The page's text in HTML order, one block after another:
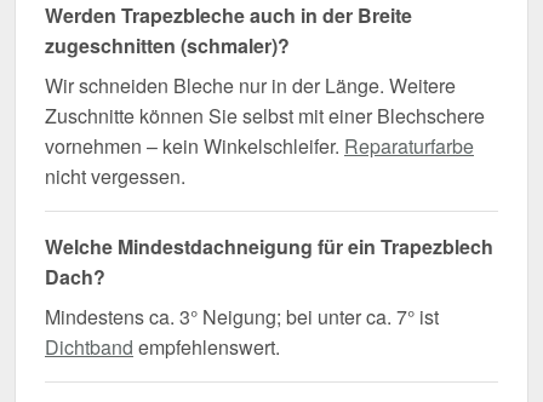
Werden Trapezbleche auch in der Breite
zugeschnitten (schmaler)?
Wir schneiden Bleche nur in der Länge. Weitere
Zuschnitte können Sie selbst mit einer Blechschere
vornehmen – kein Winkelschleifer. Reparaturfarbe
nicht vergessen.
Welche Mindestdachneigung für ein Trapezblech
Dach?
Mindestens ca. 3° Neigung; bei unter ca. 7° ist
Dichtband empfehlenswert.